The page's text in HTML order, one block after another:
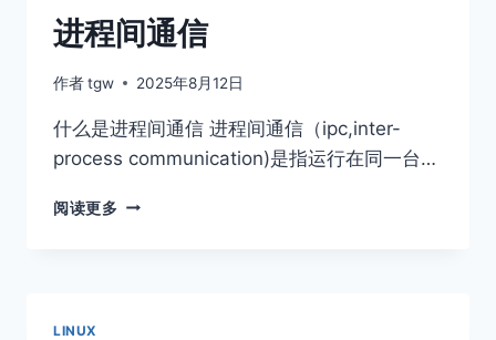
进程间通信
作者tgw 2025年8月12日
什么是进程间通信 进程间通信（ipc,inter-
process communication)是指运行在同一台…
阅读更多 进
LINUX